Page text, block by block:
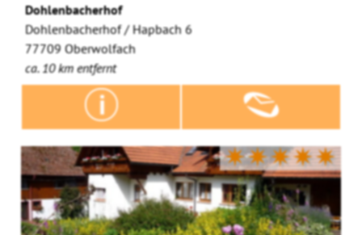
Dohlenbacherhof
Dohlenbacherhof / Hapbach 6
77709 Oberwolfach
ca. 10 km entfernt
✷✷✷✷✷